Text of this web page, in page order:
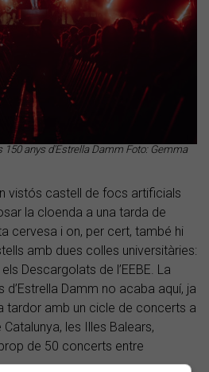
150 anys d'Estrella Damm Foto: Gemma
vistós castell de focs artificials
la cloenda a una tarda de
cervesa i on, per cert, també hi
amb dues colles universitàries:
Descargolats de l’EEBE. La
Damm no acaba aquí, ja
tardor amb un cicle de concerts a
les Illes Balears,
de 50 concerts entre